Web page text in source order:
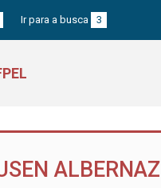
Ir para a busca 3
ALBERNAZ